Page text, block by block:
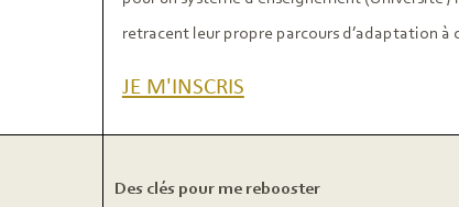
retracent leur propre parcours d’adaptation à
JE M'INSCRIS
Des clés pour me rebooster